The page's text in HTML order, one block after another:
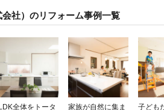
社）のリフォーム事例一覧
LDK全体をトータ
家族が自然に集ま
子ども